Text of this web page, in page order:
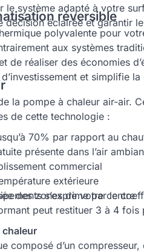
système adapté à votre
éclairée et garantir
réversible
polyvalente pour
aux systèmes
réaliser des économies
et simplifie
la pompe à chaleur air-air.
de cette technologie :
70% par rapport au
présente dans l’air
commercial
extérieure
des zones de votre centre
s’exprime par le
peut restituer 3 à 4 fois
chaleur
d’un